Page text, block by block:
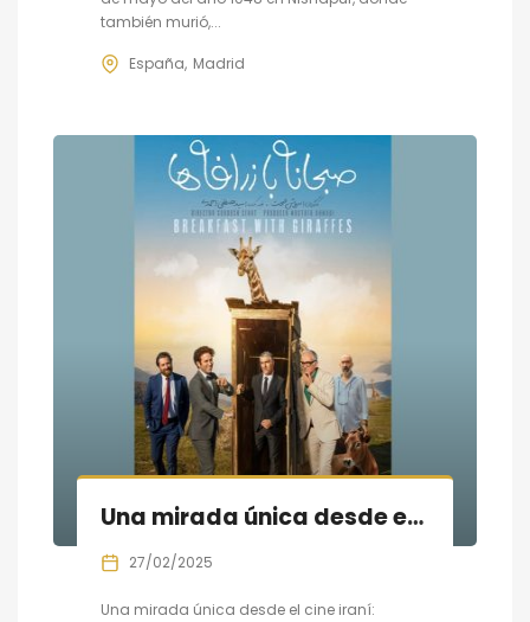
también murió,...
España Madrid
Una mirada única desde el cine iraní: Desayuno con Jirafas
27/02/2025
Una mirada única desde el cine iraní: